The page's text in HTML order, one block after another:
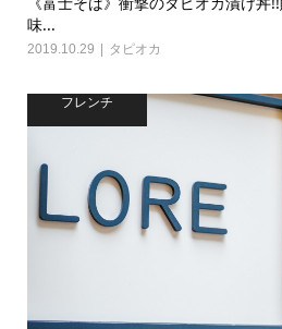
味...
2019.10.29 タピオカ
フレンチ